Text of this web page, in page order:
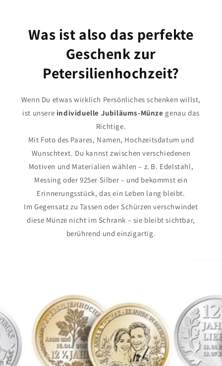
Was ist also das perfekte
Geschenk zur
Petersilienhochzeit?
Wenn Du etwas wirklich Persönliches schenken willst,
ist unsere individuelle Jubiläums-Münze genau das
Richtige.
Mit Foto des Paares, Namen, Hochzeitsdatum und
Wunschtext. Du kannst zwischen verschiedenen
Motiven und Materialien wählen – z. B. Edelstahl,
Messing oder 925er Silber – und bekommst ein
Erinnerungsstück, das ein Leben lang bleibt.
Im Gegensatz zu Tassen oder Schürzen verschwindet
diese Münze nicht im Schrank – sie bleibt sichtbar,
berührend und einzigartig.